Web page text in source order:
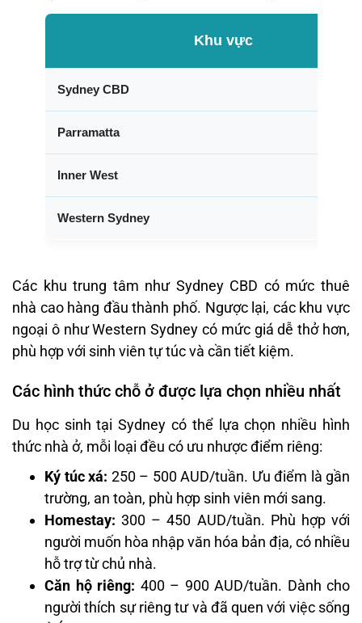
Khu vực
Sydney CBD
Parramatta
Inner West
Western Sydney
Các khu trung tâm như Sydney CBD có mức thuê
nhà cao hàng đầu thành phố. Ngược lại, các khu vực
ngoại ô như Western Sydney có mức giá dễ thở hơn,
phù hợp với sinh viên tự túc và cần tiết kiệm.
Các hình thức chỗ ở được lựa chọn nhiều nhất
Du học sinh tại Sydney có thể lựa chọn nhiều hình
thức nhà ở, mỗi loại đều có ưu nhược điểm riêng:
Ký túc xá: 250 – 500 AUD/tuần. Ưu điểm là gần
trường, an toàn, phù hợp sinh viên mới sang.
Homestay: 300 – 450 AUD/tuần. Phù hợp với
người muốn hòa nhập văn hóa bản địa, có nhiều
hỗ trợ từ chủ nhà.
Căn hộ riêng: 400 – 900 AUD/tuần. Dành cho
người thích sự riêng tư và đã quen với việc sống